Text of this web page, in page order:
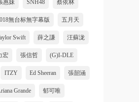
惠妹 SNH48 蔡依林
無台标無字幕版 五月天
Swift 薛之謙 汪蘇泷
宏 張信哲 (G)I-DLE
ITZY Ed Sheeran 張韶涵
Grande 郁可唯